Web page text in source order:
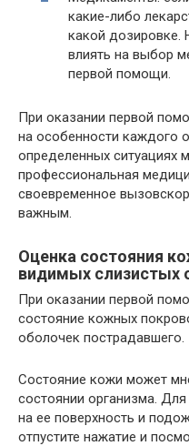
какие-либо
какой дозировке.
влиять на выбор
первой помощи.
При оказании первой
на особенности каждого
определенных ситуациях
профессиональная
своевременное
важным.
Оценка состояния
видимых слизистых
При оказании первой
состояние кожных
оболочек пострадавшего.
Состояние кожи может
состоянии организма.
на ее поверхность и
отпустите нажатие и